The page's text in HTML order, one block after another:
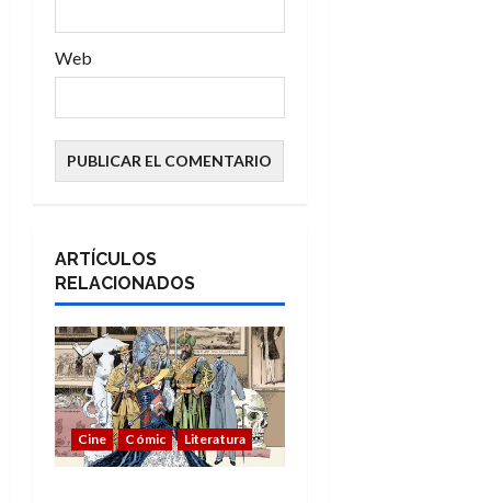
Web
ARTÍCULOS
RELACIONADOS
Cine Cómic Literatura